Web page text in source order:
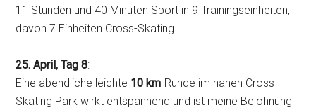
11 Stunden und 40 Minuten Sport in 9 Trainingseinheiten,
davon 7 Einheiten Cross-Skating.
25. April, Tag 8:
Eine abendliche leichte 10 km-Runde im nahen Cross-
Skating Park wirkt entspannend und ist meine Belohnung